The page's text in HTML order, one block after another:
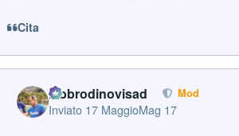
Cita
labbrodinovisad Mod
Inviato 17 MaggioMag 17